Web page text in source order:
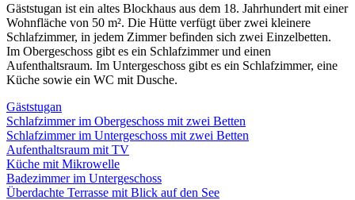
Gäststugan ist ein altes Blockhaus aus dem 18. Jahrhundert mit einer
Wohnfläche von 50 m². Die Hütte verfügt über zwei kleinere
Schlafzimmer, in jedem Zimmer befinden sich zwei Einzelbetten.
Im Obergeschoss gibt es ein Schlafzimmer und einen
Aufenthaltsraum. Im Untergeschoss gibt es ein Schlafzimmer, eine
Küche sowie ein WC mit Dusche.
Gäststugan
Schlafzimmer im Obergeschoss mit zwei Betten
Schlafzimmer im Untergeschoss mit zwei Betten
Aufenthaltsraum mit TV
Küche mit Mikrowelle
Badezimmer im Untergeschoss
Überdachte Terrasse mit Blick auf den See